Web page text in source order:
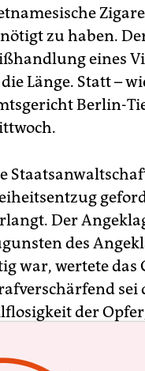
zu haben.
eines
Länge. Statt –
Berlin-
Der
des
war, wertete das
der
Taten waren eher